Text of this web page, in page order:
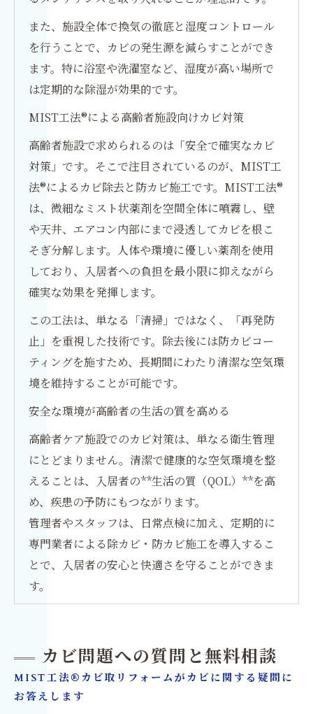
また、施設全体で換気の徹底と湿度コントロール
を行うことで、カビの発生源を減らすことができ
ます。特に浴室や洗濯室など、湿度が高い場所で
は定期的な除湿が効果的です。
MIST工法®による高齢者施設向けカビ対策
高齢者施設で求められるのは「安全で確実なカビ
対策」です。そこで注目されているのが、MIST工
法®によるカビ除去と防カビ施工です。MIST工法®
は、微細なミスト状薬剤を空間全体に噴霧し、壁
や天井、エアコン内部にまで浸透してカビを根こ
そぎ分解します。人体や環境に優しい薬剤を使用
しており、入居者への負担を最小限に抑えながら
確実な効果を発揮します。
この工法は、単なる「清掃」ではなく、「再発防
止」を重視した技術です。除去後には防カビコー
ティングを施すため、長期間にわたり清潔な空気環
境を維持することが可能です。
安全な環境が高齢者の生活の質を高める
高齢者ケア施設でのカビ対策は、単なる衛生管理
にとどまりません。清潔で健康的な空気環境を整
えることは、入居者の**生活の質（QOL）**を高
め、疾患の予防にもつながります。
管理者やスタッフは、日常点検に加え、定期的に
専門業者による除カビ・防カビ施工を導入するこ
とで、入居者の安心と快適さを守ることができま
す。
カビ問題への質問と無料相談
MIST工法®カビ取リフォームがカビに関する疑問に
お答えします